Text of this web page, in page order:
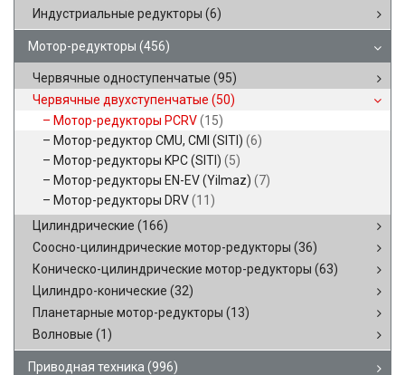
Индустриальные редукторы (6)
Мотор-редукторы (456)
Червячные одноступенчатые (95)
Червячные двухступенчатые (50)
Мотор-редукторы PCRV(15)
Мотор-редуктор CMU, CMI (SITI) (6)
Мотор-редукторы KPC (SITI) (5)
Мотор-редукторы EN-EV (Yilmaz) (7)
Мотор-редукторы DRV(11)
Цилиндрические (166)
Соосно-цилиндрические мотор-редукторы (36)
Коническо-цилиндрические мотор-редукторы (63)
Цилиндро-конические (32)
Планетарные мотор-редукторы (13)
Волновые (1)
Приводная техника (996)